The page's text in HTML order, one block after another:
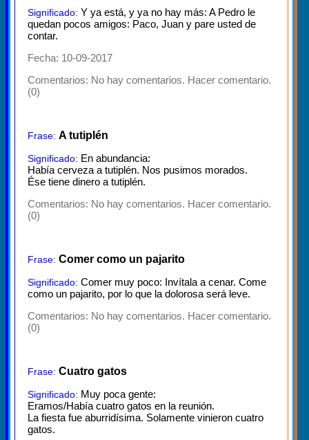
Significado: Y ya está, y ya no hay más: A Pedro le
quedan pocos amigos: Paco, Juan y pare usted de
contar.
Fecha: 10-09-2017
Comentarios: No hay comentarios. Hacer comentario.
(0)
Frase: A tutiplén
Significado: En abundancia:
Había cerveza a tutiplén. Nos pusimos morados.
Ése tiene dinero a tutiplén.
Comentarios: No hay comentarios. Hacer comentario.
(0)
Frase: Comer como un pajarito
Significado: Comer muy poco: Invítala a cenar. Come
como un pajarito, por lo que la dolorosa será leve.
Comentarios: No hay comentarios. Hacer comentario.
(0)
Frase: Cuatro gatos
Significado: Muy poca gente:
Eramos/Había cuatro gatos en la reunión.
La fiesta fue aburridísima. Solamente vinieron cuatro
gatos.